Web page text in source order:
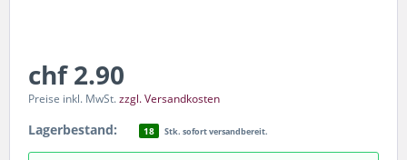
chf 2.90
Preise inkl. MwSt.zzgl. Versandkosten
Lagerbestand: 18 Stk. sofort versandbereit.